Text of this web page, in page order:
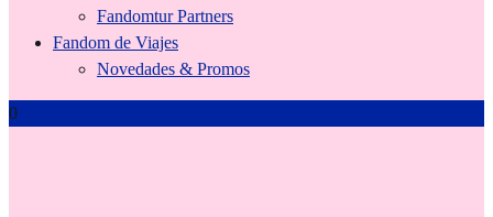
Fandomtur Partners
Fandom de Viajes
Novedades & Promos
0